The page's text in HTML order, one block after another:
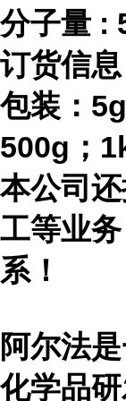
分子量 :
订货信息
包装：
500g；
本公司
工等业
系！
阿尔法
化学品